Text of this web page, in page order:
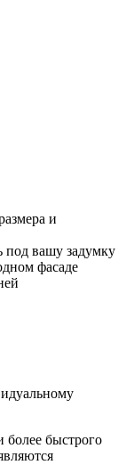
и
под вашу задумку
фасаде
более быстрого